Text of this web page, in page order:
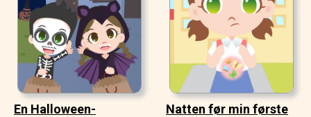
En Halloween-
Natten før min første